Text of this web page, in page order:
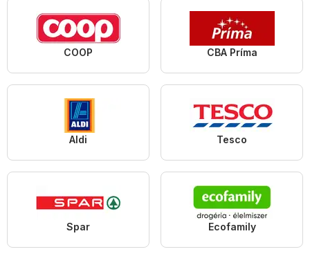
COOP CBA Príma
Aldi Tesco
Spar Ecofamily